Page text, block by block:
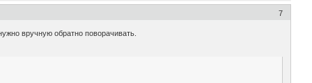
7
вручную обратно поворачивать.